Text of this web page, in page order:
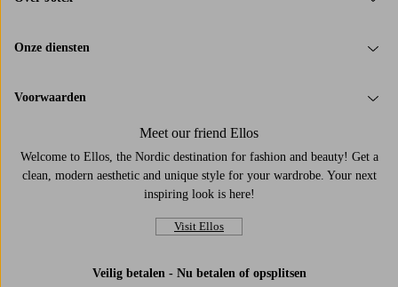
Onze diensten
Voorwaarden
Meet our friend Ellos
Welcome to Ellos, the Nordic destination for fashion and beauty! Get a
clean, modern aesthetic and unique style for your wardrobe. Your next
inspiring look is here!
Visit Ellos
Veilig betalen - Nu betalen of opsplitsen